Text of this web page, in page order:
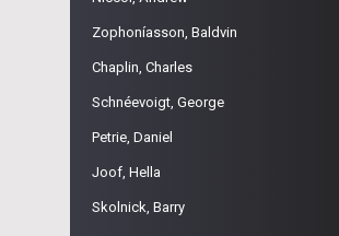
Zophoníasson, Baldvin
Chaplin, Charles
Schnéevoigt, George
Petrie, Daniel
Joof, Hella
Skolnick, Barry